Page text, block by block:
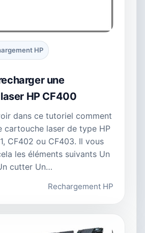
HP
une
HP CF400
dans ce tutoriel comment
cartouche laser de type HP
CF402 ou CF403. Il vous
les éléments suivants Un
cutter Un…
Rechargement HP